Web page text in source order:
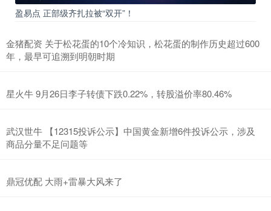
盈易点 正部级齐扎拉被“双开”！
金猪配资 关于松花蛋的10个冷知识，松花蛋的制作历史超过600
年，最早可追溯到明朝时期
星火牛 9月26日李子转债下跌0.22%，转股溢价率80.46%
武汉世牛 【12315投诉公示】中国黄金新增6件投诉公示，涉及
商品分量不足问题等
鼎冠优配 大雨+雷暴大风来了